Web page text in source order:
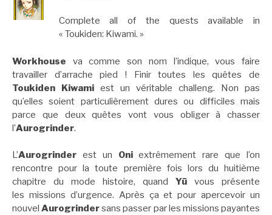
Complete all of the quests available in
« Toukiden: Kiwami. »
Workhouse va comme son nom l’indique, vous faire
travailler d’arrache pied ! Finir toutes les quêtes de
Toukiden Kiwami est un véritable challeng. Non pas
qu’elles soient particulièrement dures ou difficiles mais
parce que deux quêtes vont vous obliger à chasser
l’Aurogrinder.
L’Aurogrinder est un Oniextrêmement rare que l’on
rencontre pour la toute première fois lors du huitième
chapitre du mode histoire, quand Yū vous présente
les missions d’urgence. Après ça et pour apercevoir un
nouvelAurogrindersans passer par les missions payantes